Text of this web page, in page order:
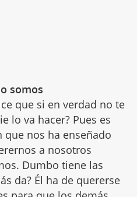
somos
que si en verdad no te
lo va hacer? Pues es
nos ha enseñado
a nosotros
Dumbo tiene las
da? Él ha de quererse